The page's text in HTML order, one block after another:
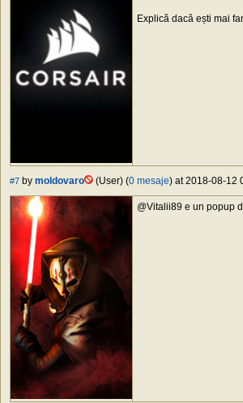
Explică dacă ești mai
#7 by moldovaro (User) (0 mesaje) at 2018-08-12
@Vitalii89 e un popup